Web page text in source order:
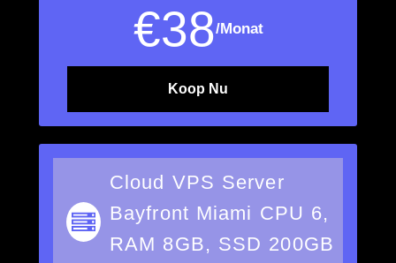
€38/Monat
Koop Nu
Cloud VPS Server
Bayfront Miami CPU 6,
RAM 8GB, SSD 200GB